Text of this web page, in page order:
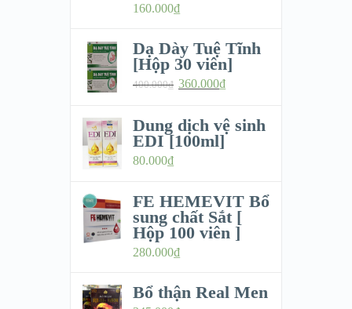
160.000₫
Dạ Dày Tuệ Tĩnh
[Hộp 30 viên]
400.000₫ 360.000₫
Dung dịch vệ sinh
EDI [100ml]
80.000₫
FE HEMEVIT Bổ
sung chất Sắt [
Hộp 100 viên ]
280.000₫
Bổ thận Real Men